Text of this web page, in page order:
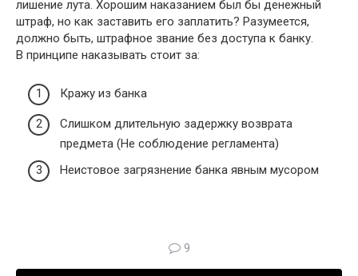
лишение лута. Хорошим наказанием был бы денежный
штраф, но как заставить его заплатить? Разумеется,
должно быть, штрафное звание без доступа к банку.
В принципе наказывать стоит за:
Кражу из банка
Слишком длительную задержку возврата
предмета (Не соблюдение регламента)
Неистовое загрязнение банка явным мусором
9